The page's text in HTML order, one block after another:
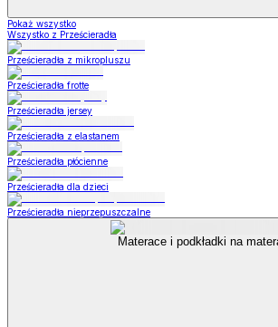
Pokaż wszystko
Wszystko z Prześcieradła
Prześcieradła z mikropluszu
Prześcieradła frotte
Prześcieradła jersey
Prześcieradła z elastanem
Prześcieradła płócienne
Prześcieradła dla dzieci
Prześcieradła nieprzepuszczalne
Materace i podkładki na